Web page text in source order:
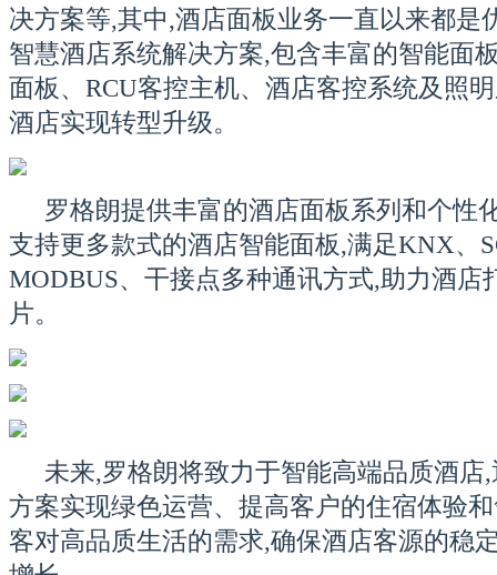
决方案等,其中,酒店面板业务一直以来都是
智慧酒店系统解决方案,包含丰富的智能面
面板、RCU客控主机、酒店客控系统及照
酒店实现转型升级。
罗格朗提供丰富的酒店面板系列和个性
支持更多款式的酒店智能面板,满足KNX、
MODBUS、干接点多种通讯方式,助力酒店
片。
未来,罗格朗将致力于智能高端品质酒店
方案实现绿色运营、提高客户的住宿体验
客对高品质生活的需求,确保酒店客源的稳